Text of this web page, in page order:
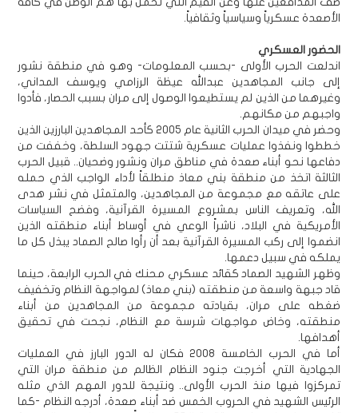
الأصعدة عسكرياً وسياسياً وثقافياً.
الحضور العسكري
اندلعت الحرب الأولى -بحسب المعلومات- وهو في منطقة نشور
إلى جانب المجاهدين عبدالله عيظة الرزامي ويوسف المداني،
وغيرهما من الذين لم يستطيعوا الوصول إلى مران بسبب الحصار، فأدوا
واجبهم من مكانهم.
وحضر في ميدان الحرب الثانية عام 2005 كأحد المجاهدين البارزين الذين
خططوا ونفذوا عمليات عسكرية شتتت جهود السلطة، وخففت من
دفاعها نحو أبناء صعدة في مناطق مران ونشور وضحيان.. قبيل الحرب
الثالثة اتخذ من منطقة بني معاذ منطلقاً لأداء الواجب الذي حمله
على عاتقه مع مجموعة من المجاهدين، والمتمثل في نشر هدى
الله، وتعريف الناس بمشروع المسيرة القرآنية، وفضح السياسات
الأمريكية في البلاد، ناشراً الوعي في أوساط أبناء منطقته الذين
انضموا إلى ركب المسيرة القرآنية بعد أن رأوا صالح الصماد يبذل كل ما
يملكه في سبيل دعمها.
وظهر الشهيد الصماد كقائد عسكري محنك في الحرب الرابعة، حينما
قاد جبهة واسعة من منطقته (بني معاذ) لمواجهة النظام وتخفيف
ضغطه على مران، بقيادته مجموعة من المجاهدين من أبناء
منطقته، وخاض مواجهات شرسة مع النظام، نجحت في تحقيق
أهدافها.
أما في الحرب الخامسة 2008 فكان له الدور البارز في العمليات
الجهادية التي أخرجت جنود النظام الظالم من منطقة مران التي
تمركزوا فيها منذ الحرب الأولى.. ونتيجة للدور المهم الذي مثله
الرئيس الشهيد في الحروب الخمس ضد أبناء صعدة، أدرجه النظام -كما